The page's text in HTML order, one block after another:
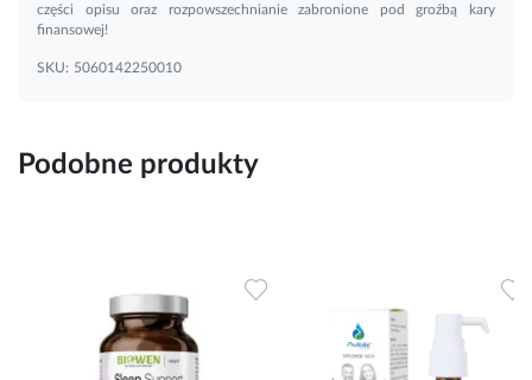
części opisu oraz rozpowszechnianie zabronione pod groźbą kary
finansowej!
SKU: 5060142250010
Podobne produkty
Dodaj do ulubionych